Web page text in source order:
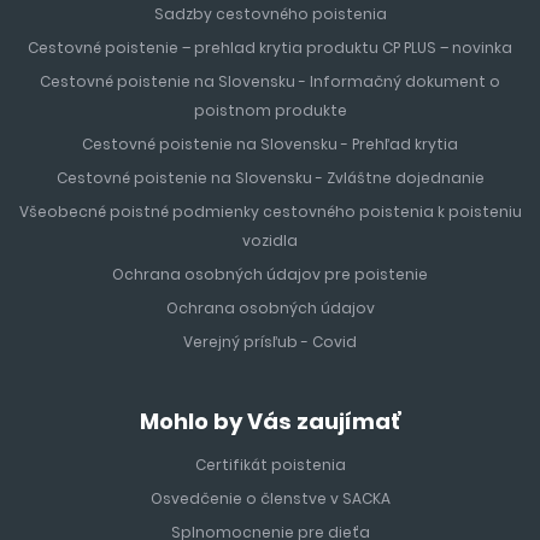
z celého sveta. Vzdialenosť od letiska v Barcelone je
približne 60 minút.
je čarokrásny ostrov, nazývaný tiež ostrovom
pomarančovníkov, citrónovníkov a paliem a je najväčší
nielen z Baleárských ostrovov, ale aj najväčší ostrov
. Leží v západnej časti Stredozemného mora,
ostrov je 110 km, a preto je ideálnym miestom, ktoré sa oplatí
preskúmať či už autom alebo na fakultatívnych výletoch.
Jeho najväčším a zároveň i hlavným mestom je Palma de
ideálnou voľbou pre mladých, ktorí vyhľadávajú rušný nočný
plážam s krištáľovo čistou vodou.
Sadzby cestovného poistenia
Cestovné poistenie – prehlad krytia produktu CP PLUS – novinka
Cestovné poistenie na Slovensku - Informačný dokument o
poistnom produkte
Cestovné poistenie na Slovensku - Prehľad krytia
Cestovné poistenie na Slovensku - Zvláštne dojednanie
Všeobecné poistné podmienky cestovného poistenia k poisteniu
vozidla
Ochrana osobných údajov pre poistenie
Ochrana osobných údajov
Verejný prísľub - Covid
Mohlo by Vás zaujímať
Certifikát poistenia
Osvedčenie o členstve v SACKA
Splnomocnenie pre dieťa